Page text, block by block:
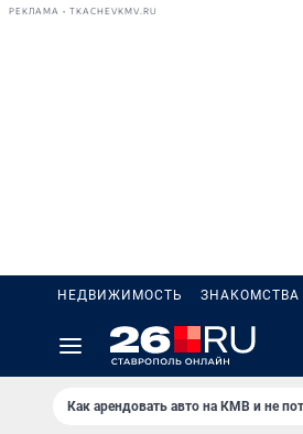
РЕКЛАМА • TKACHEVKMV.RU
НЕДВИЖИМОСТЬ ЗНАКОМСТВА
Как арендовать авто на КМВ и не